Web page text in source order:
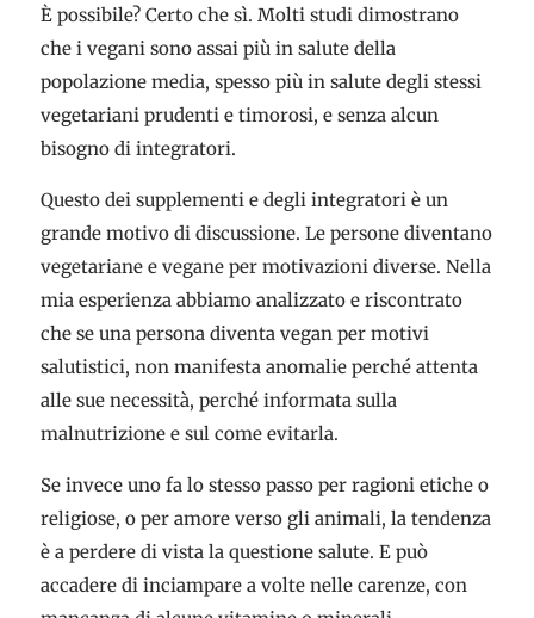
È possibile? Certo che sì. Molti studi dimostrano
che i vegani sono assai più in salute della
popolazione media, spesso più in salute degli stessi
vegetariani prudenti e timorosi, e senza alcun
bisogno di integratori.
Questo dei supplementi e degli integratori è un
grande motivo di discussione. Le persone diventano
vegetariane e vegane per motivazioni diverse. Nella
mia esperienza abbiamo analizzato e riscontrato
che se una persona diventa vegan per motivi
salutistici, non manifesta anomalie perché attenta
alle sue necessità, perché informata sulla
malnutrizione e sul come evitarla.
Se invece uno fa lo stesso passo per ragioni etiche o
religiose, o per amore verso gli animali, la tendenza
è a perdere di vista la questione salute. E può
accadere di inciampare a volte nelle carenze, con